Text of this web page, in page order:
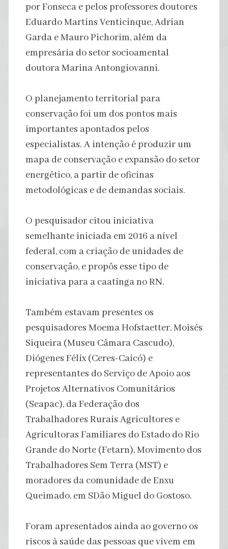
por Fonseca e pelos professores doutores
Eduardo Martins Venticinque, Adrian
Garda e Mauro Pichorim, além da
empresária do setor socioamental
doutora Marina Antongiovanni.
O planejamento territorial para
conservação foi um dos pontos mais
importantes apontados pelos
especialistas. A intenção é produzir um
mapa de conservação e expansão do setor
energético, a partir de oficinas
metodológicas e de demandas sociais.
O pesquisador citou iniciativa
semelhante iniciada em 2016 a nível
federal, com a criação de unidades de
conservação, e propôs esse tipo de
iniciativa para a caatinga no RN.
Também estavam presentes os
pesquisadores Moema Hofstaetter, Moisés
Siqueira (Museu Câmara Cascudo),
Diógenes Félix (Ceres-Caicó) e
representantes do Serviço de Apoio aos
Projetos Alternativos Comunitários
(Seapac), da Federação dos
Trabalhadores Rurais Agricultores e
Agricultoras Familiares do Estado do Rio
Grande do Norte (Fetarn), Movimento dos
Trabalhadores Sem Terra (MST) e
moradores da comunidade de Enxu
Queimado, em SDão Miguel do Gostoso.
Foram apresentados ainda ao governo os
riscos à saúde das pessoas que vivem em